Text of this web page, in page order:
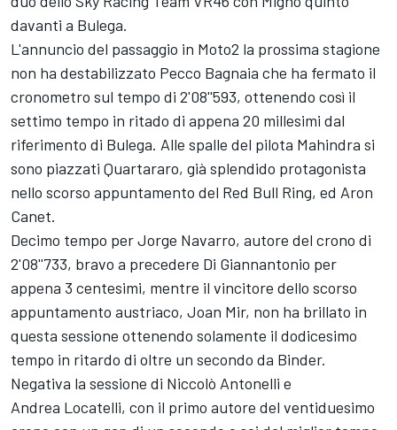
davanti a Bulega.
L'annuncio del passaggio in Moto2 la prossima stagione
non ha destabilizzato Pecco Bagnaia che ha fermato il
cronometro sul tempo di 2'08''593, ottenendo così il
settimo tempo in ritado di appena 20 millesimi dal
riferimento di Bulega. Alle spalle del pilota Mahindra si
sono piazzati Quartararo, già splendido protagonista
nello scorso appuntamento del Red Bull Ring, ed Aron
Canet.
Decimo tempo per Jorge Navarro, autore del crono di
2'08''733, bravo a precedere Di Giannantonio per
appena 3 centesimi, mentre il vincitore dello scorso
appuntamento austriaco, Joan Mir, non ha brillato in
questa sessione ottenendo solamente il dodicesimo
tempo in ritardo di oltre un secondo da Binder.
Negativa la sessione di Niccolò Antonelli e
Andrea Locatelli, con il primo autore del ventiduesimo